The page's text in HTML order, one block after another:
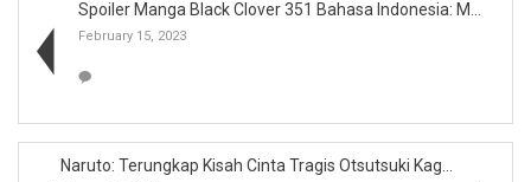
Spoiler Manga Black Clover 351 Bahasa Indonesia: M...
February 15, 2023
Naruto: Terungkap Kisah Cinta Tragis Otsutsuki Kag...